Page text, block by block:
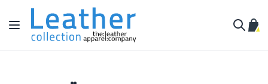
Hoppa till innehållet
Växla Nav
Min